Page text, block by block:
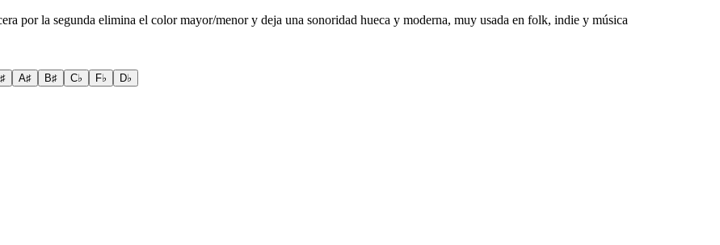
por la segunda elimina el color mayor/menor y deja una sonoridad hueca y moderna, muy usada en folk, indie y música
A♯ B♯ C♭ F♭ D♭